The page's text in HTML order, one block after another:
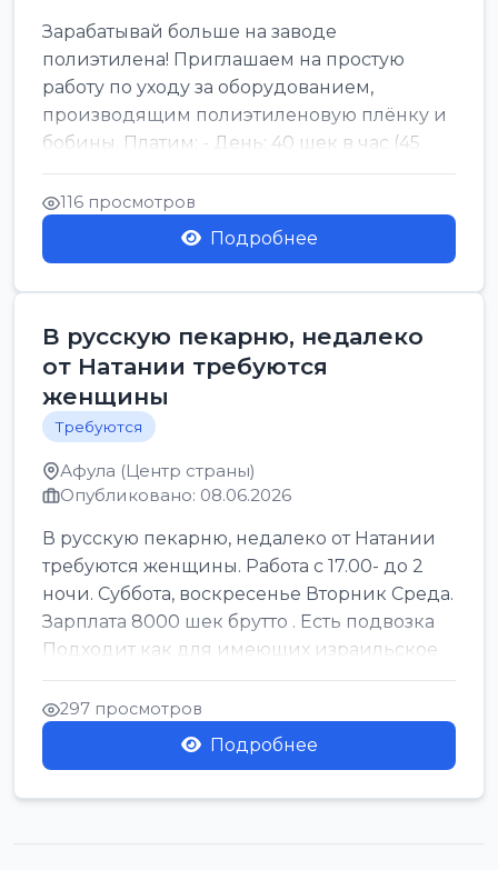
Зарабатывай больше на заводе
полиэтилена! Приглашаем на простую
работу по уходу за оборудованием,
производящим полиэтиленовую плёнку и
бобины. Платим: - День: 40 шек в час (45
для синих бумаг и виз) -...
116 просмотров
Подробнее
В русскую пекарню, недалеко
от Натании требуются
женщины
Требуются
Афула (Центр страны)
Опубликовано: 08.06.2026
В русскую пекарню, недалеко от Натании
требуются женщины. Работа с 17.00- до 2
ночи. Суббота, воскресенье Вторник Среда.
Зарплата 8000 шек брутто . Есть подвозка
Подходит как для имеющих израильское
г...
297 просмотров
Подробнее